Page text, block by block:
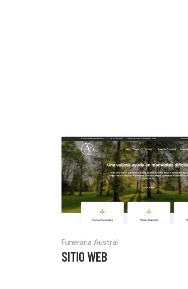
Funeraria Austral
SITIO WEB